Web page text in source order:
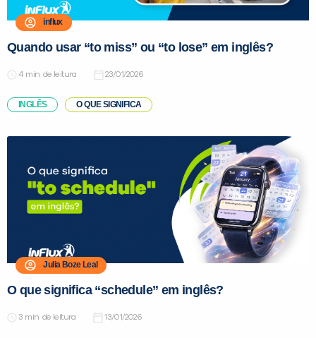
influx
Quando usar “to miss” ou “to lose” em inglês?
de leitura 23/01/2026
INGLÊS O QUE SIGNIFICA
Julia Boze Leal
O que significa “schedule” em inglês?
de leitura 13/01/2026